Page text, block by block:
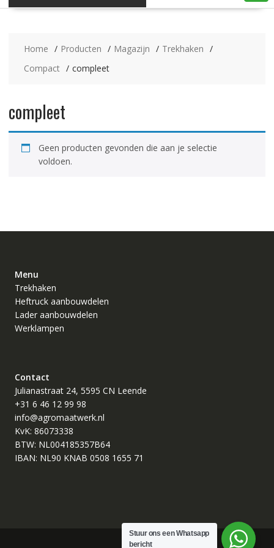
Home Producten Magazijn
Trekhaken
Compact
compleet
compleet
Geen producten gevonden die aan je selectie
voldoen.
Menu
Trekhaken
Heftruck aanbouwdelen
Lader aanbouwdelen
Werklampen
Contact
Julianastraat 24, 5595 CN Leende
+31 6 46 12 99 98
info@agromaatwerk.nl
KvK: 86073338
BTW: NL004185357B64
IBAN: NL90 KNAB 0508 1655 71
Stuur ons een Whatsapp
bericht